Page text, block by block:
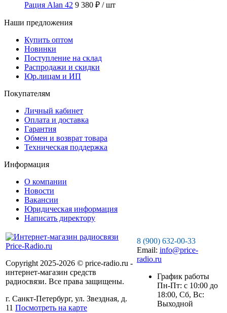
Рация Alan 42 9 380 ₽ / шт
Наши предложения
Купить оптом
Новинки
Поступление на склад
Распродажи и скидки
Юр.лицам и ИП
Покупателям
Личный кабинет
Оплата и доставка
Гарантия
Обмен и возврат товара
Техническая поддержка
Информация
О компании
Новости
Вакансии
Юридическая информация
Написать директору
Copyright 2025-2026 © price-radio.ru -
интернет-магазин средств
радиосвязи. Все права защищены.
г. Санкт-Петербург, ул. Звездная, д.
11 Посмотреть на карте
8 (900) 632-00-33
Email: info@price-
radio.ru
График работы
Пн-Пт: c 10:00 до
18:00, Сб, Вс:
Выходной